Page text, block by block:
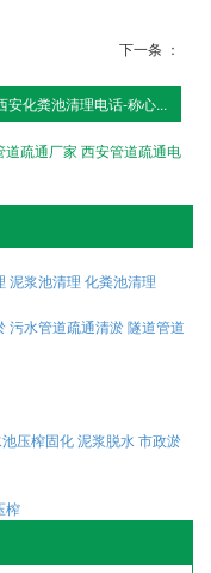
下一条 ：
安化粪池清理电话-称心...
道疏通厂家 西安管道疏通电
泥浆池清理 化粪池清理
污水管道疏通清淤隧道管道
压榨固化泥浆脱水 市政淤
榨